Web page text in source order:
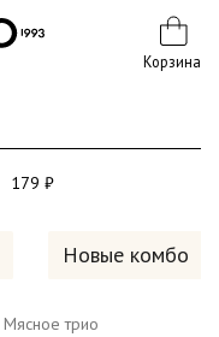
Корзина
179 ₽
Новые комбо
Мясное трио